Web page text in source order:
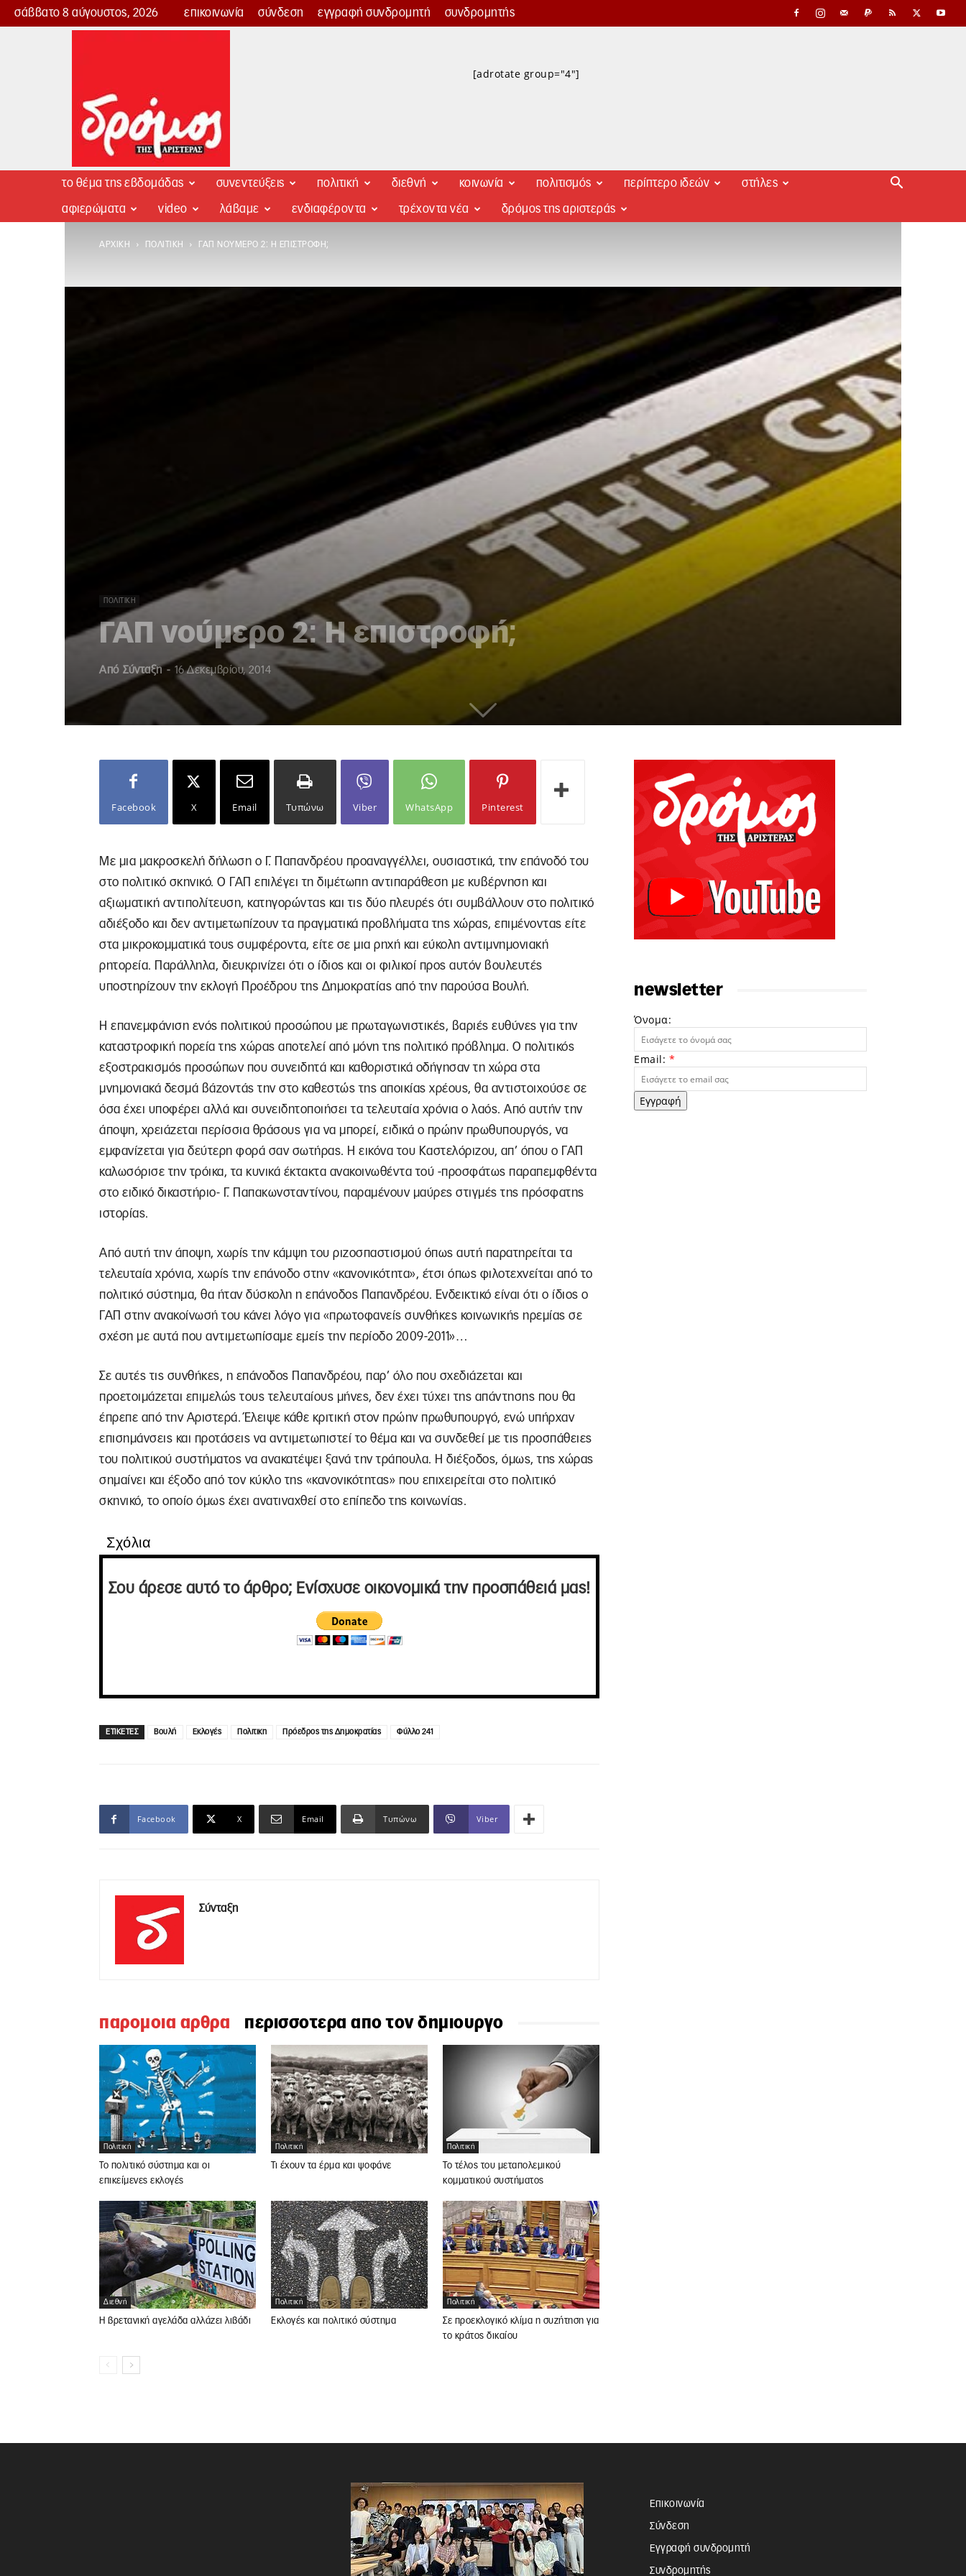
σάββατο 8 αύγουστος, 2026 επικοινωνία σύνδεση εγγραφή συνδρομητή συνδρομητής
Δρόμος
[adrotate group="4"]
το θέμα της εβδομάδας συνεντεύξεις πολιτική διεθνή κοινωνία πολιτισμός περίπτερο ιδεών στήλες
αφιερώματα video λάβαμε ενδιαφέροντα τρέχοντα νέα δρόμος της αριστεράς
ΑΡΧΙΚΉ ΠΟΛΙΤΙΚΉ ΓΑΠ ΝΟΎΜΕΡΟ 2: Η ΕΠΙΣΤΡΟΦΉ;
ΠΟΛΙΤΙΚΉ
ΓΑΠ νούμερο 2: Η επιστροφή;
Από Σύνταξη - 16 Δεκεμβρίου, 2014
Facebook X Email Τυπώνω Viber WhatsApp Pinterest
Με μια μακροσκελή δήλωση ο Γ. Παπανδρέου προαναγγέλλει, ουσιαστικά, την επάνοδό του
στο πολιτικό σκηνικό. Ο ΓΑΠ επιλέγει τη διμέτωπη αντιπαράθεση με κυβέρνηση και
αξιωματική αντιπολίτευση, κατηγορώντας και τις δύο πλευρές ότι συμβάλλουν στο πολιτικό
αδιέξοδο και δεν αντιμετωπίζουν τα πραγματικά προβλήματα της χώρας, επιμένοντας είτε
στα μικροκομματικά τους συμφέροντα, είτε σε μια ρηχή και εύκολη αντιμνημονιακή
ρητορεία. Παράλληλα, διευκρινίζει ότι ο ίδιος και οι φιλικοί προς αυτόν βουλευτές
υποστηρίζουν την εκλογή Προέδρου της Δημοκρατίας από την παρούσα Βουλή.
Η επανεμφάνιση ενός πολιτικού προσώπου με πρωταγωνιστικές, βαριές ευθύνες για την
καταστροφική πορεία της χώρας αποτελεί από μόνη της πολιτικό πρόβλημα. Ο πολιτικός
εξοστρακισμός προσώπων που συνειδητά και καθοριστικά οδήγησαν τη χώρα στα
μνημονιακά δεσμά βάζοντάς την στο καθεστώς της αποικίας χρέους, θα αντιστοιχούσε σε
όσα έχει υποφέρει αλλά και συνειδητοποιήσει τα τελευταία χρόνια ο λαός. Από αυτήν την
άποψη, χρειάζεται περίσσια θράσους για να μπορεί, ειδικά ο πρώην πρωθυπουργός, να
εμφανίζεται για δεύτερη φορά σαν σωτήρας. Η εικόνα του Καστελόριζου, απ’ όπου ο ΓΑΠ
καλωσόρισε την τρόικα, τα κυνικά έκτακτα ανακοινωθέντα τού -προσφάτως παραπεμφθέντα
στο ειδικό δικαστήριο- Γ. Παπακωνσταντίνου, παραμένουν μαύρες στιγμές της πρόσφατης
ιστορίας.
Από αυτή την άποψη, χωρίς την κάμψη του ριζοσπαστισμού όπως αυτή παρατηρείται τα
τελευταία χρόνια, χωρίς την επάνοδο στην «κανονικότητα», έτσι όπως φιλοτεχνείται από το
πολιτικό σύστημα, θα ήταν δύσκολη η επάνοδος Παπανδρέου. Ενδεικτικό είναι ότι ο ίδιος ο
ΓΑΠ στην ανακοίνωσή του κάνει λόγο για «πρωτοφανείς συνθήκες κοινωνικής ηρεμίας σε
σχέση με αυτά που αντιμετωπίσαμε εμείς την περίοδο 2009-2011»…
Σε αυτές τις συνθήκες, η επάνοδος Παπανδρέου, παρ’ όλο που σχεδιάζεται και
προετοιμάζεται επιμελώς τους τελευταίους μήνες, δεν έχει τύχει της απάντησης που θα
έπρεπε από την Αριστερά. Έλειψε κάθε κριτική στον πρώην πρωθυπουργό, ενώ υπήρχαν
επισημάνσεις και προτάσεις να αντιμετωπιστεί το θέμα και να συνδεθεί με τις προσπάθειες
του πολιτικού συστήματος να ανακατέψει ξανά την τράπουλα. Η διέξοδος, όμως, της χώρας
σημαίνει και έξοδο από τον κύκλο της «κανονικότητας» που επιχειρείται στο πολιτικό
σκηνικό, το οποίο όμως έχει ανατιναχθεί στο επίπεδο της κοινωνίας.
Σχόλια
Σου άρεσε αυτό το άρθρο; Ενίσχυσε οικονομικά την προσπάθειά μας!
ΕΤΙΚΕΤΕΣ Βουλή Εκλογές Πολιτικη Πρόεδρος της Δημοκρατίας Φύλλο 241
Facebook X Email Τυπώνω Viber
Σύνταξη
παρομοια αρθρα περισσοτερα απο τον δημιουργο
Πολιτική
Το πολιτικό σύστημα και οι
επικείμενες εκλογές
Πολιτική
Τι έχουν τα έρμα και ψοφάνε
Πολιτική
Το τέλος του μεταπολεμικού
κομματικού συστήματος
Διεθνή
Η βρετανική αγελάδα αλλάζει λιβάδι
Πολιτική
Εκλογές και πολιτικό σύστημα
Πολιτική
Σε προεκλογικό κλίμα η συζήτηση για
το κράτος δικαίου
newsletter
Όνομα:
Email: *
Εγγραφή
Επικοινωνία
Σύνδεση
Εγγραφή συνδρομητή
Συνδρομητής